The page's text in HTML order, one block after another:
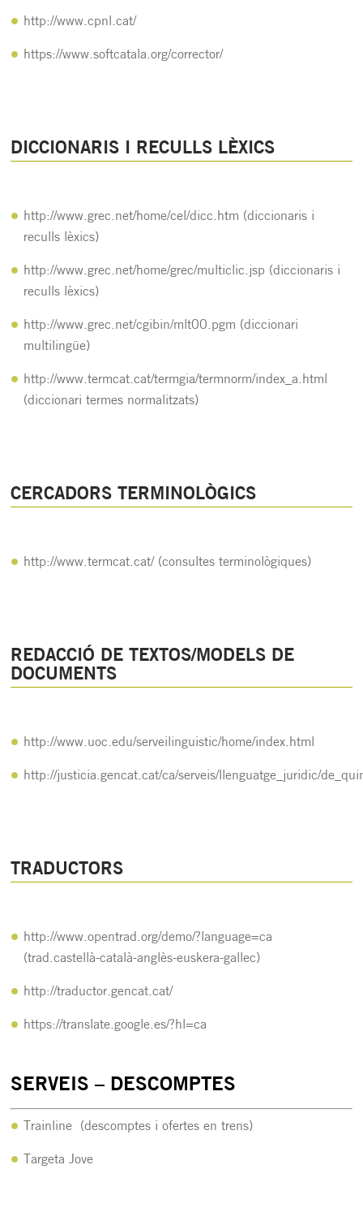
http://www.cpnl.cat/
https://www.softcatala.org/corrector/
DICCIONARIS I RECULLS LÈXICS
http://www.grec.net/home/cel/dicc.htm (diccionaris i
reculls lèxics)
http://www.grec.net/home/grec/multiclic.jsp (diccionaris i
reculls lèxics)
http://www.grec.net/cgibin/mlt00.pgm (diccionari
multilingüe)
http://www.termcat.cat/termgia/termnorm/index_a.html
(diccionari termes normalitzats)
CERCADORS TERMINOLÒGICS
http://www.termcat.cat/ (consultes terminològiques)
REDACCIÓ DE TEXTOS/MODELS DE
DOCUMENTS
http://www.uoc.edu/serveilinguistic/home/index.html
http://justicia.gencat.cat/ca/serveis/llenguatge_juridic/
TRADUCTORS
http://www.opentrad.org/demo/?language=ca
(trad.castellà-català-anglès-euskera-gallec)
http://traductor.gencat.cat/
https://translate.google.es/?hl=ca
SERVEIS – DESCOMPTES
Trainline (descomptes i ofertes en trens)
Targeta Jove